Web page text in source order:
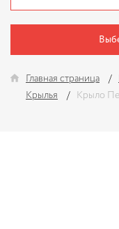
Главная страница
Крылья
Крыло